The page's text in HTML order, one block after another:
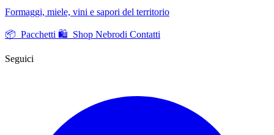
Formaggi, miele, vini e sapori del territorio
📦 Pacchetti 🛍️ Shop Nebrodi Contatti
Seguici